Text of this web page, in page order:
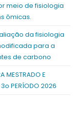
meio de fisiologia
ômicas.
da fisiologia
para a
de carbono
MESTRADO E
PERÍODO 2026